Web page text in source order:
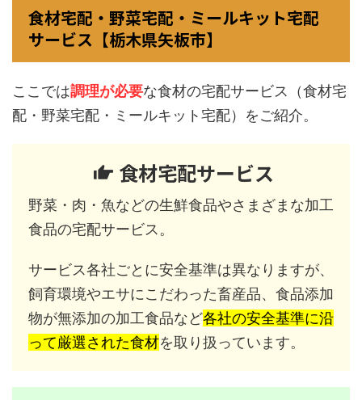
食材宅配・野菜宅配・ミールキット宅配
サービス【栃木県矢板市】
ここでは調理が必要な食材の宅配サービス（食材宅
配・野菜宅配・ミールキット宅配）をご紹介。
食材宅配サービス
野菜・肉・魚などの生鮮食品やさまざまな加工
食品の宅配サービス。
サービス各社ごとに安全基準は異なりますが、
飼育環境やエサにこだわった畜産品、食品添加
物が無添加の加工食品など各社の安全基準に沿
って厳選された食材を取り扱っています。